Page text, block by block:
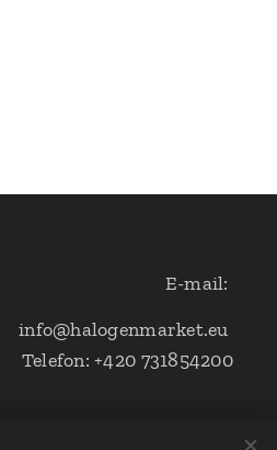
E-mail:
info@halogenmarket.eu
Telefon: +420 731854200